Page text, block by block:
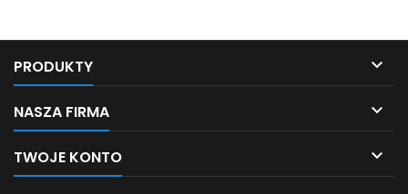
wymiarze 30mm x 25mm•
materiału, utwardzenie
powierzchni, odporność na...
PRODUKTY 
NASZA FIRMA 
TWOJE KONTO 